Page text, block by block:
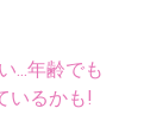
...年齢でも
いるかも!